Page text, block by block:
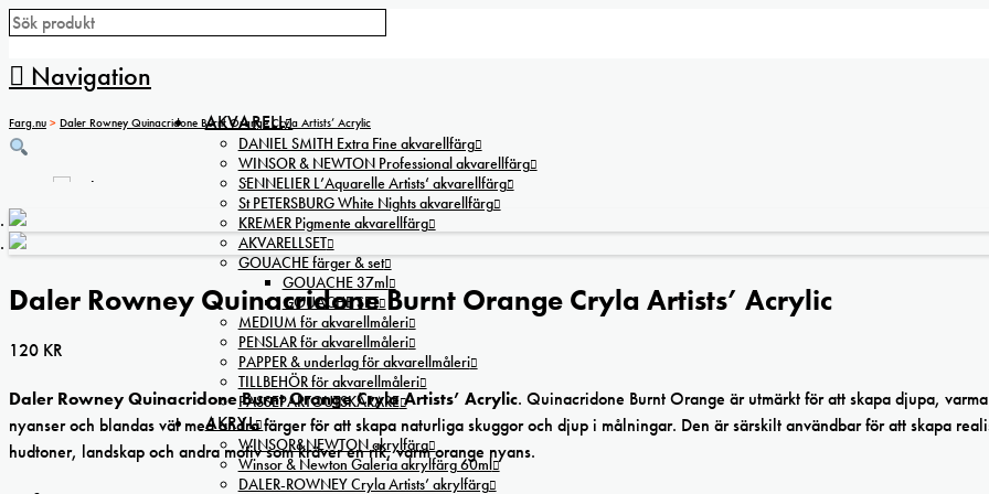
Navigation
AKVARELL
DANIEL SMITH Extra Fine akvarellfärg
WINSOR & NEWTON Professional akvarellfärg
SENNELIER L’Aquarelle Artists’ akvarellfärg
St PETERSBURG White Nights akvarellfärg
KREMER Pigmente akvarellfärg
AKVARELLSET
GOUACHE färger & set
GOUACHE 37ml
GOUACHE SET
MEDIUM för akvarellmåleri
PENSLAR för akvarellmåleri
PAPPER & underlag för akvarellmåleri
TILLBEHÖR för akvarellmåleri
PASSEPARTOUTSKÄRARE
AKRYL
WINSOR&NEWTON akrylfärg
Winsor & Newton Galeria akrylfärg 60ml
DALER-ROWNEY Cryla Artists’ akrylfärg
Farg.nu > Daler Rowney Quinacridone Burnt Orange Cryla Artists’ Acrylic
Daler Rowney Quinacridone Burnt Orange Cryla Artists’ Acrylic
120 KR
Daler Rowney Quinacridone Burnt Orange Cryla Artists’ Acrylic. Quinacridone Burnt Orange är utmärkt för att skapa djupa, varma
nyanser och blandas väl med andra färger för att skapa naturliga skuggor och djup i målningar. Den är särskilt användbar för att skapa
hudtoner, landskap och andra motiv som kräver en rik, varm orange nyans.